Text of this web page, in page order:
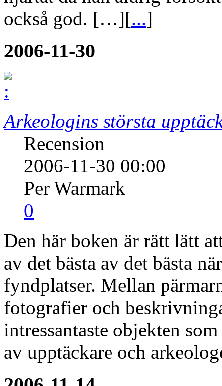
också god. […][...]
2006-11-30
Arkeologins största
Recension
2006-11-30 00:00
Per Warmark
0
Den här boken är rätt lätt
av det bästa av det bästa
fyndplatser. Mellan
fotografier och
intressantaste objekten
av upptäckare och